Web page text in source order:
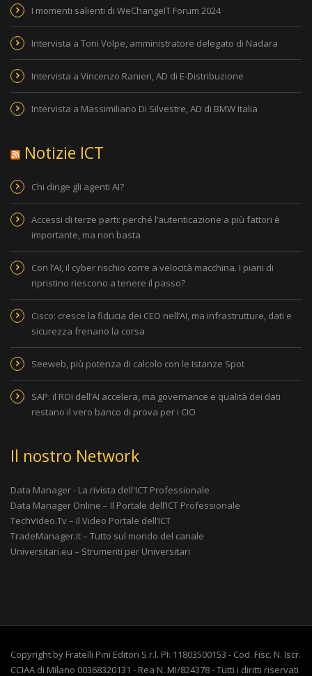
I momenti salienti di WeChangeIT Forum 2024
Intervista a Toni Volpe, amministratore delegato di Nadara
Intervista a Vincenzo Ranieri, AD di E-Distribuzione
Intervista a Massimiliano Di Silvestre, AD di BMW Italia
Notizie ICT
Chi dirige gli agenti AI?
Accessi di terze parti: perché l’autenticazione a più fattori è
importante, ma non basta
Con l’AI, il cyber rischio corre a velocità macchina. I piani di
ripristino riescono a tenere il passo?
Cisco: cresce la fiducia dei CEO nell’AI, ma infrastrutture, dati e
sicurezza frenano la corsa
Seeweb, più potenza di calcolo con le Istanze Spot
SAP: il ROI dell’AI accelera, ma governance e qualità dei dati
restano il vero banco di prova per i CIO
Il nostro Network
Data Manager - La rivista dell'ICT Professionale
Data Manager Online – Il Portale dell’ICT Professionale
TechVideo.Tv – Il Video Portale dell’ICT
TradeManager.it – Tutto sul mondo del canale
Universitari.eu – Strumenti per Universitari
Copyright by Fratelli Pini Editori S.r.l. PI: 11803500153 - Cod. Fisc. N. Iscr.
CCIAA di Milano 00368320131 - Rea N. MI/824378 - Tutti i diritti riservati